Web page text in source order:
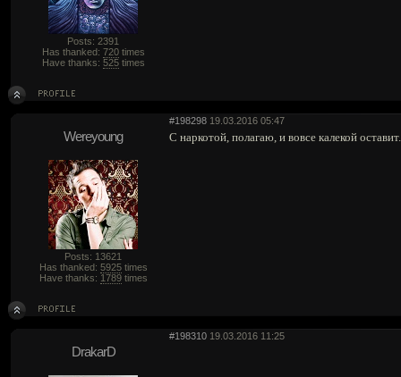
Posts: 2391
Has thanked: 720times
Have thanks: 525times
#198298 19.03.2016 05:47
Wereyoung
Posts: 13621
Has thanked: 5925times
Have thanks: 1789times
С наркотой, полагаю, и вовсе калекой оставит.
#198310 19.03.2016 11:25
DrakarD